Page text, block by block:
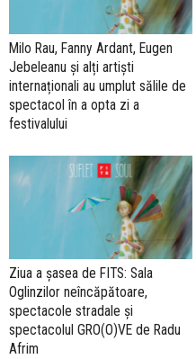
Milo Rau, Fanny Ardant, Eugen
Jebeleanu și alți artiști
internaționali au umplut sălile de
spectacol în a opta zi a
festivalului
Ziua a șasea de FITS: Sala
Oglinzilor neîncăpătoare,
spectacole stradale și
spectacolul GRO(O)VE de Radu
Afrim